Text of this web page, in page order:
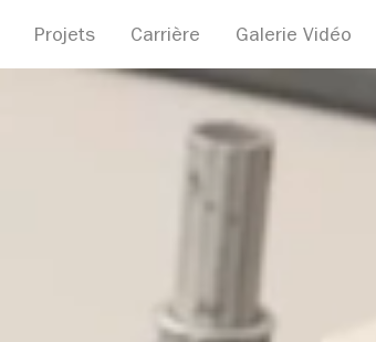
Projets Carrière Galerie Vidéo